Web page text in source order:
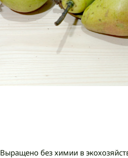
Выращено без химии в